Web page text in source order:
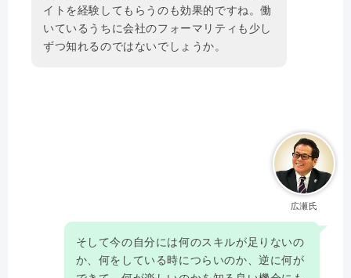
イトを経験してもらうのも効果的ですね。働
いているうちに会社のフォーマリティも少し
ずつ知れるのではないでしょうか。
広瀬氏
そして今の自分には何のスキルが足りないの
か、何をしている時につらいのか、逆に何が